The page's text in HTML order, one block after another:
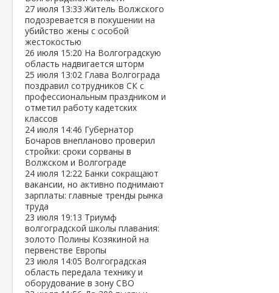
27 июля 13:33Житель Волжского
подозревается в покушении на
убийство жены с особой
жестокостью
26 июля 15:20 На Волгоградскую
область надвигается шторм
25 июля 13:02 Глава Волгограда
поздравил сотрудников СК с
профессиональным праздником и
отметил работу кадетских
классов
24 июля 14:46 Губернатор
Бочаров внепланово проверил
стройки: сроки сорваны в
Волжском и Волгограде
24 июля 12:22 Банки сокращают
вакансии, но активно поднимают
зарплаты: главные тренды рынка
труда
23 июля 19:13 Триумф
волгоградской школы плавания:
золото Полины Козякиной на
первенстве Европы
23 июля 14:05 Волгоградская
область передала технику и
оборудование в зону СВО